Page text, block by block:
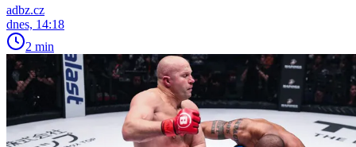
adbz.cz
dnes, 14:18
2 min